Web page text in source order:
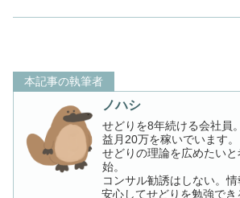
本記事の執筆者
ノハシ
せどりを8年続ける会社員
益月20万を稼いでいます。
せどりの理論を広めたい
始。
コンサル勧誘はしない。情
安心してせどりを勉強で